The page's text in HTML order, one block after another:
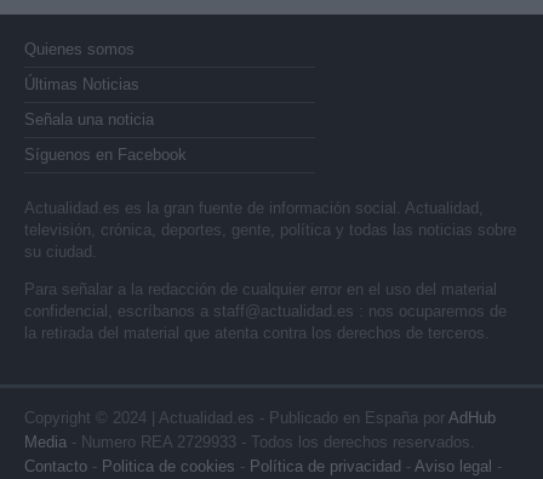
Quienes somos
Últimas Noticias
Señala una noticia
Síguenos en Facebook
Actualidad.es es la gran fuente de información social. Actualidad,
televisión, crónica, deportes, gente, política y todas las noticias sobre
su ciudad.
Para señalar a la redacción de cualquier error en el uso del material
confidencial, escríbanos a staff@actualidad.es : nos ocuparemos de
la retirada del material que atenta contra los derechos de terceros.
Copyright © 2024 | Actualidad.es - Publicado en España por AdHub
Media - Numero REA 2729933 - Todos los derechos reservados.
Contacto - Politica de cookies - Política de privacidad - Aviso legal -